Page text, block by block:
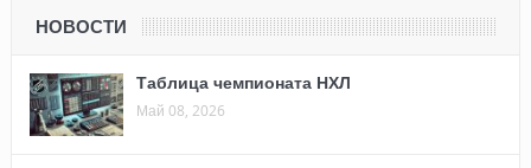
НОВОСТИ
Таблица чемпионата НХЛ
Май 08, 2026